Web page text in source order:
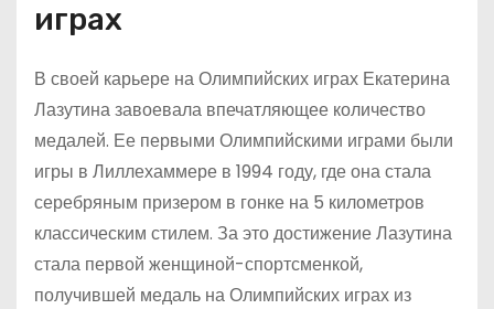
играх
В своей карьере на Олимпийских играх Екатерина
Лазутина завоевала впечатляющее количество
медалей. Ее первыми Олимпийскими играми были
игры в Лиллехаммере в 1994 году, где она стала
серебряным призером в гонке на 5 километров
классическим стилем. За это достижение Лазутина
стала первой женщиной-спортсменкой,
получившей медаль на Олимпийских играх из